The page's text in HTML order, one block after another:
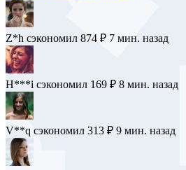
Z*h сэкономил 874 ₽ 7 мин. назад
H***i сэкономил 169 ₽ 8 мин. назад
V**q сэкономил 313 ₽ 9 мин. назад